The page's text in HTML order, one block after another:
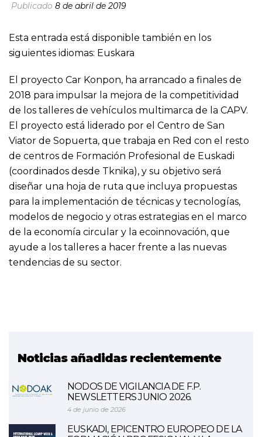
Publicado 8 de abril de 2019
Esta entrada está disponible también en los
siguientes idiomas: Euskara
El proyecto Car Konpon, ha arrancado a finales de
2018 para impulsar la mejora de la competitividad
de los talleres de vehículos multimarca de la CAPV.
El proyecto está liderado por el Centro de San
Viator de Sopuerta, que trabaja en Red con el resto
de centros de Formación Profesional de Euskadi
(coordinados desde Tknika), y su objetivo será
diseñar una hoja de ruta que incluya propuestas
para la implementación de técnicas y tecnologías,
modelos de negocio y otras estrategias en el marco
de la economía circular y la ecoinnovación, que
ayude a los talleres a hacer frente a las nuevas
tendencias de su sector.
Noticias añadidas recientemente
NODOS DE VIGILANCIA DE F.P.
NEWSLETTERS JUNIO 2026.
4 de junio de 2026
EUSKADI, EPICENTRO EUROPEO DE LA